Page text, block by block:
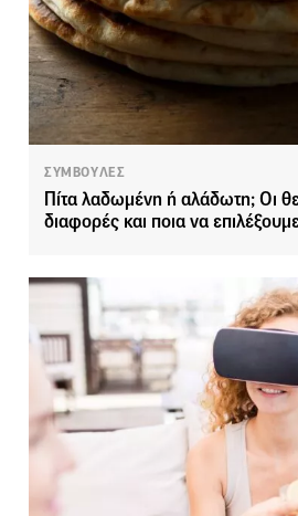
ΣΥΜΒΟΥΛΕΣ
Πίτα λαδωμένη ή αλάδωτη; Οι
διαφορές και ποια να